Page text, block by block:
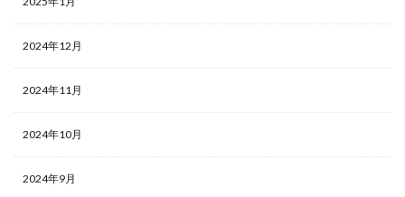
2024年12月
2024年11月
2024年10月
2024年9月